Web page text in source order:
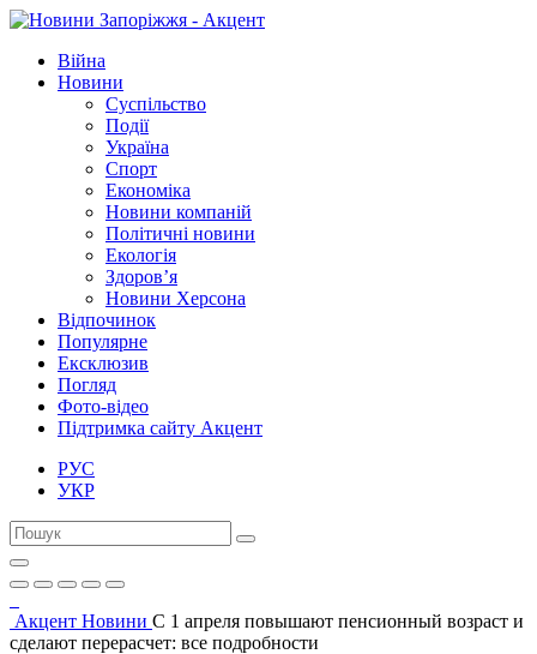
Війна
Новини
Суспільство
Події
Україна
Спорт
Економіка
Новини компаній
Політичні новини
Екологія
Здоров’я
Новини Херсона
Відпочинок
Популярне
Ексклюзив
Погляд
Фото-відео
Підтримка сайту Акцент
РУС
УКР
Акцент Новини С 1 апреля повышают пенсионный возраст и
сделают перерасчет: все подробности